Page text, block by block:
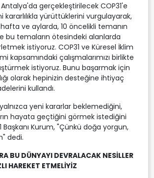
gerçekleştirilecek COP31'e
kararlılıkla yürüttüklerini vurgulayarak,
ve aylarda, 10 öncelikli temanın
bu temaların ötesindeki alanlarda
istiyoruz. COP31 ve Küresel İklim
kapsamındaki çalışmalarımızı birlikte
istiyoruz. Bunu başarmak için
olarak hepinizin desteğine ihtiyaç
kullandı.
yeni kararlar beklemediğini,
hayata geçtiğini görmek istediğini
Başkanı Kurum, "Çünkü doğa yorgun,
dedi.
BU DÜNYAYI DEVRALACAK NESİLLER
HAREKET ETMELİYİZ